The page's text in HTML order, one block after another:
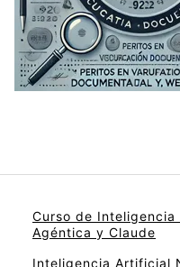
Curso de
Agéntica y Claude
Inteligencia Artificial